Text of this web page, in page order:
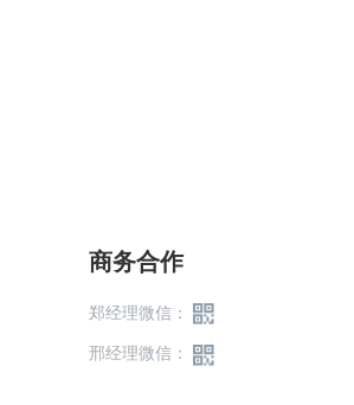
商务合作
郑经理微信：
邢经理微信：